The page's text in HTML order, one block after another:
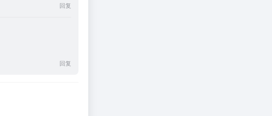
回复
回复